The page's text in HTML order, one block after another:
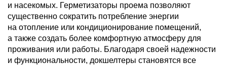
и насекомых. Герметизаторы проема позволяют
существенно сократить потребление энергии
на отопление или кондиционирование помещений,
а также создать более комфортную атмосферу для
проживания или работы. Благодаря своей надежности
и функциональности, докшелтеры становятся все